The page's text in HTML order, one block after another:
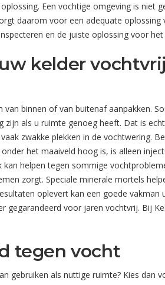
Een vochtige omgeving is niet
daarom voor een adequate
en de juiste oplossing voor
kelder
binnen of van buitenaf aanpakken.
als u ruimte genoeg heeft. Dat is
zwakke plekken in de vochtwering.
het maaiveld hoog is, is alleen
helpen tegen sommige
zorgt. Speciale minerale mortels
oplevert kan een goede vakman
gegarandeerd voor jaren vochtvrij. Bij
tegen vocht
gebruiken als nuttige ruimte? Kies dan